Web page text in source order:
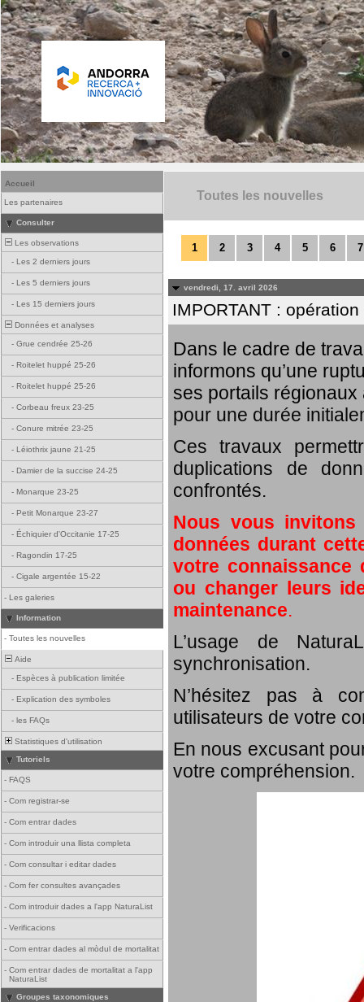
Accueil
Les partenaires
Consulter
Les observations
- Les 2 derniers jours
- Les 5 derniers jours
- Les 15 derniers jours
Données et analyses
- Grue cendrée 25-26
- Roitelet huppé 25-26
- Roitelet huppé 25-26
- Corbeau freux 23-25
- Conure mitrée 23-25
- Léiothrix jaune 21-25
- Damier de la succise 24-25
- Monarque 23-25
- Petit Monarque 23-27
- Échiquier d'Occitanie 17-25
- Ragondin 17-25
- Cigale argentée 15-22
- Les galeries
Information
- Toutes les nouvelles
Aide
- Espèces à publication limitée
- Explication des symboles
- les FAQs
Statistiques d'utilisation
Tutoriels
- FAQS
- Com registrar-se
- Com entrar dades
- Com introduir una llista completa
- Com consultar i editar dades
- Com fer consultes avançades
- Com introduir dades a l'app NaturaList
- Verificacions
- Com entrar dades al mòdul de mortalitat
- Com entrar dades de mortalitat a l'app
NaturaList
Groupes taxonomiques
Toutes les nouvelles
1 2 3 4 5 6 7
vendredi, 17. avril 2026
IMPORTANT :
Dans le cadre de
informons qu’une
ses portails régionaux
pour une durée
Ces travaux
duplications de
confrontés.
Nous vous
données durant
votre connaissance
ou changer leurs
maintenance.
L’usage de
synchronisation.
N’hésitez pas à
utilisateurs de votre
En nous excusant
votre compréhension.